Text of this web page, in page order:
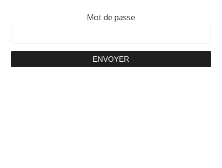
Mot de passe
ENVOYER